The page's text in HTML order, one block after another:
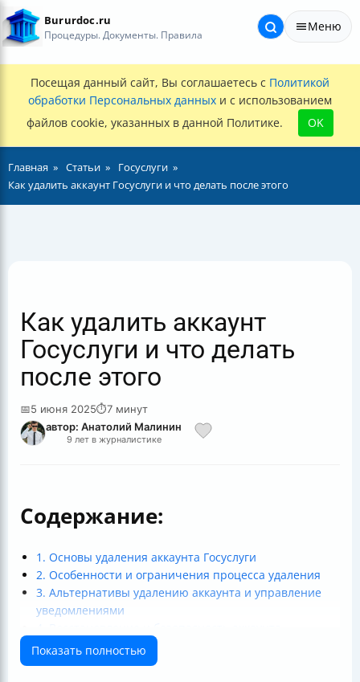
Bururdoc.ru
Процедуры. Документы. Правила
Меню
Посещая данный сайт, Вы соглашаетесь с Политикой
обработки Персональных данных и с использованием
файлов cookie, указанных в данной Политике.
OK
Главная Статьи
Госуслуги
Как удалить аккаунт Госуслуги и что делать после этого
Как удалить аккаунт
Госуслуги и что делать
после этого
📅5 июня 2025⏱7 минут
автор: Анатолий Малинин
9 лет в журналистике
Содержание:
1. Основы удаления аккаунта Госуслуги
2. Особенности и ограничения процесса удаления
3. Альтернативы удалению аккаунта и управление
уведомлениями
5. Актуальные изменения и рекомендации
Итоговая таблица: Способы удаления аккаунта
Показать полностью